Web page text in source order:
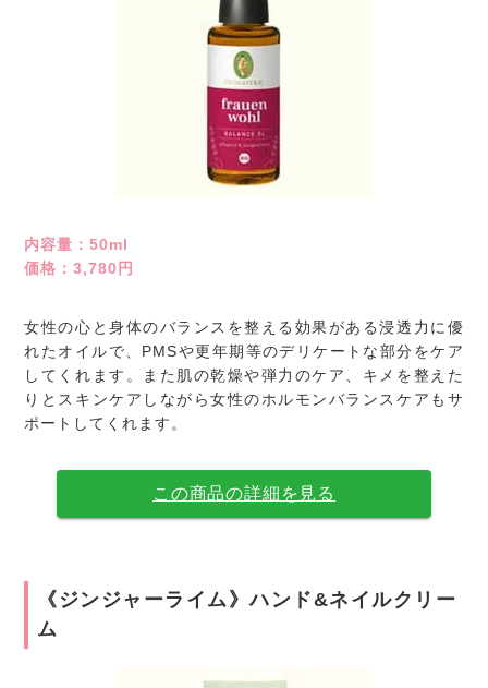
内容量：50ml
価格：3,780円
女性の心と身体のバランスを整える効果がある浸透力に優
れたオイルで、PMSや更年期等のデリケートな部分をケア
してくれます。また肌の乾燥や弾力のケア、キメを整えた
りとスキンケアしながら女性のホルモンバランスケアもサ
ポートしてくれます。
この商品の詳細を見る
《ジンジャーライム》ハンド&ネイルクリー
ム